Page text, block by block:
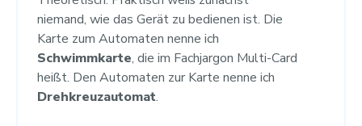
niemand, wie das Gerät zu bedienen ist. Die
Karte zum Automaten nenne ich
Schwimmkarte, die im Fachjargon Multi-Card
heißt. Den Automaten zur Karte nenne ich
Drehkreuzautomat.